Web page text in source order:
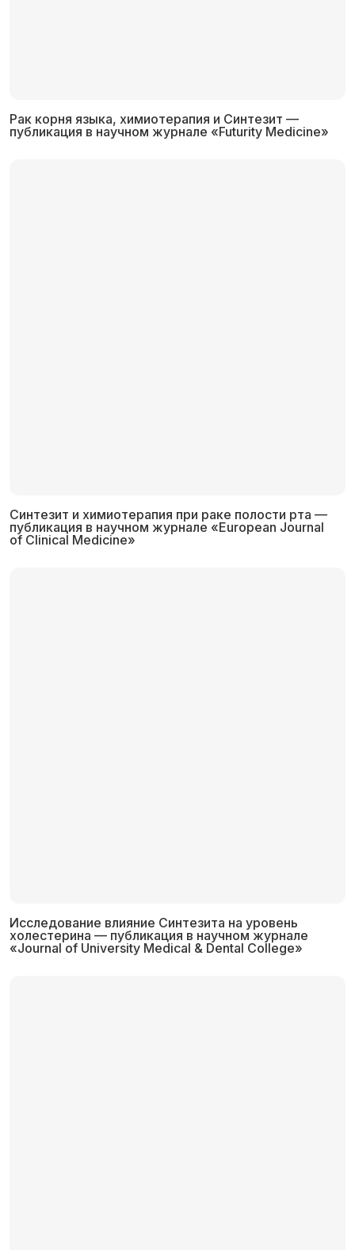
Рак корня языка, химиотерапия и Синтезит —
публикация в научном журнале «Futurity Medicine»
Синтезит и химиотерапия при раке полости рта —
публикация в научном журнале «European Journal
of Clinical Medicine»
Исследование влияние Синтезита на уровень
холестерина — публикация в научном журнале
«Journal of University Medical & Dental College»